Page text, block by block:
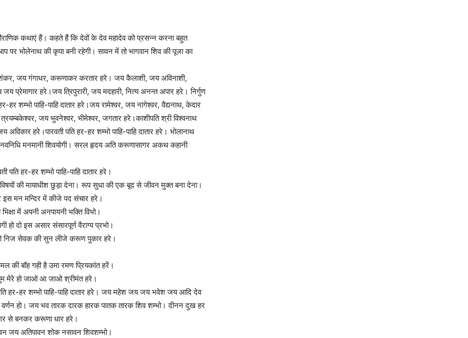
कथाएं हैं। कहते हैं कि देवों के देव महादेव को प्रसन्न करना बहुत
भोलेनाथ की कृपा बनी रहेगी। सावन में तो भागवान शिव की पूजा का
जय गंगाधर, करूणाकर करतार हरे। जय कैलाशी, जय अविनाशी,
हरे।जय त्रिपुरारी, जय मदहारी, नित्य अनन्त अपार हरे। निर्गुण
शम्भो पाहि-पाहि दातार हरे।जय रामेश्वर, जय नागेश्वर, वैद्यनाथ, केदार
जय भुवनेश्वर, भीमेश्वर, जगतार हरे।काशीपति श्री विश्वनाथ
हरे।पारवती पति हर-हर शम्भो पाहि-पाहि दातार हरे। भोलानाथ
मनमानी शिवयोगी। सरल हृदय अति करूणासागर अकथ कहानी
हर-हर शम्भो पाहि-पाहि दातार हरे।
की मायाधीश छुड़ा देना। रूप सुधा की एक बूद से जीवन मुक्त बना देना।
इस मन मन्दिर में कीजे पद संचार हरे।
भिक्षा में अपनी अनपायनी भक्ति विभो।
हो दो इस असार संसारपूर्ण वैराग्य प्रभो।
हो निज सेवक की सुन लीजे करूण पुकार हरे।
बॉह गही है उमा रमण प्रियकांत हरें।
मेरे हो जाओ आ जाओ श्रीमंत हरे।
हर-हर शम्भो पाहि-पाहि दातार हरे। जय महेश जय जय भवेश जय आदि देव
हो। जय भव तारक दारक हारक पातक तारक शिव शम्भो। दीनन दुख हर
से बनकर करूणा धार हरे।
जय अतिपावन शोक नसावन शिवशम्भो।